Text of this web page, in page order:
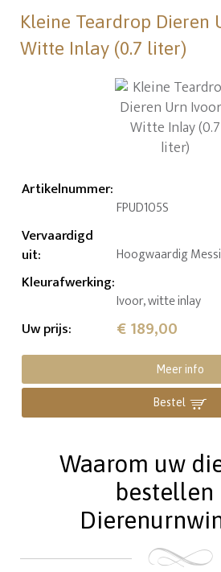
Kleine Teardrop Dieren
Witte Inlay (0.7 liter)
Artikelnummer:
FPUD105S
Vervaardigd
uit: Hoogwaardig
Kleurafwerking:
Ivoor, witte inlay
Uw prijs: € 189,00
Meer info
Bestel
Waarom uw
bestellen